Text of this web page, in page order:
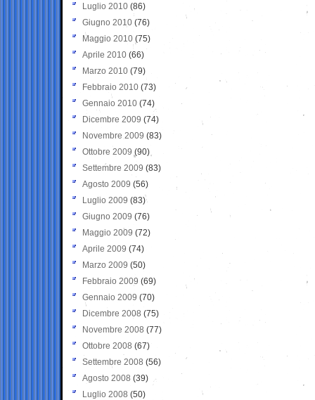
Luglio 2010 (86)
Giugno 2010 (76)
Maggio 2010 (75)
Aprile 2010 (66)
Marzo 2010 (79)
Febbraio 2010 (73)
Gennaio 2010 (74)
Dicembre 2009 (74)
Novembre 2009 (83)
Ottobre 2009 (90)
Settembre 2009 (83)
Agosto 2009 (56)
Luglio 2009 (83)
Giugno 2009 (76)
Maggio 2009 (72)
Aprile 2009 (74)
Marzo 2009 (50)
Febbraio 2009 (69)
Gennaio 2009 (70)
Dicembre 2008 (75)
Novembre 2008 (77)
Ottobre 2008 (67)
Settembre 2008 (56)
Agosto 2008 (39)
Luglio 2008 (50)